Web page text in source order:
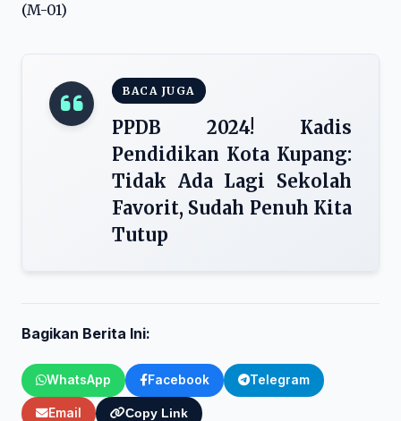
(M-01)
BACA JUGA
PPDB 2024! Kadis
Pendidikan Kota Kupang:
Tidak Ada Lagi Sekolah
Favorit, Sudah Penuh Kita
Tutup
Bagikan Berita Ini:
WhatsApp Facebook Telegram
Email Copy Link